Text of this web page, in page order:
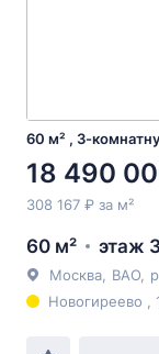
60 м² , 3-
18 490
308 167 ₽ за м²
60 м² этаж 3
Москва ВАО
Новогиреево